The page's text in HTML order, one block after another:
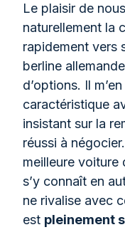
Le plaisir de
naturellement la
rapidement vers
berline
d’options. Il
caractéristique
insistant sur la
réussi à
meilleure voiture
s’y connaît en
ne rivalise avec
est pleinement